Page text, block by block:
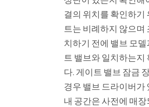
결의 위치를 ​​확인하기
트는 비례하지 않으며
치하기 전에 밸브 모
트 밸브와 일치하는지
다. 게이트 밸브 잠금
경우 밸브 드라이버가
내 공간은 사전에 매